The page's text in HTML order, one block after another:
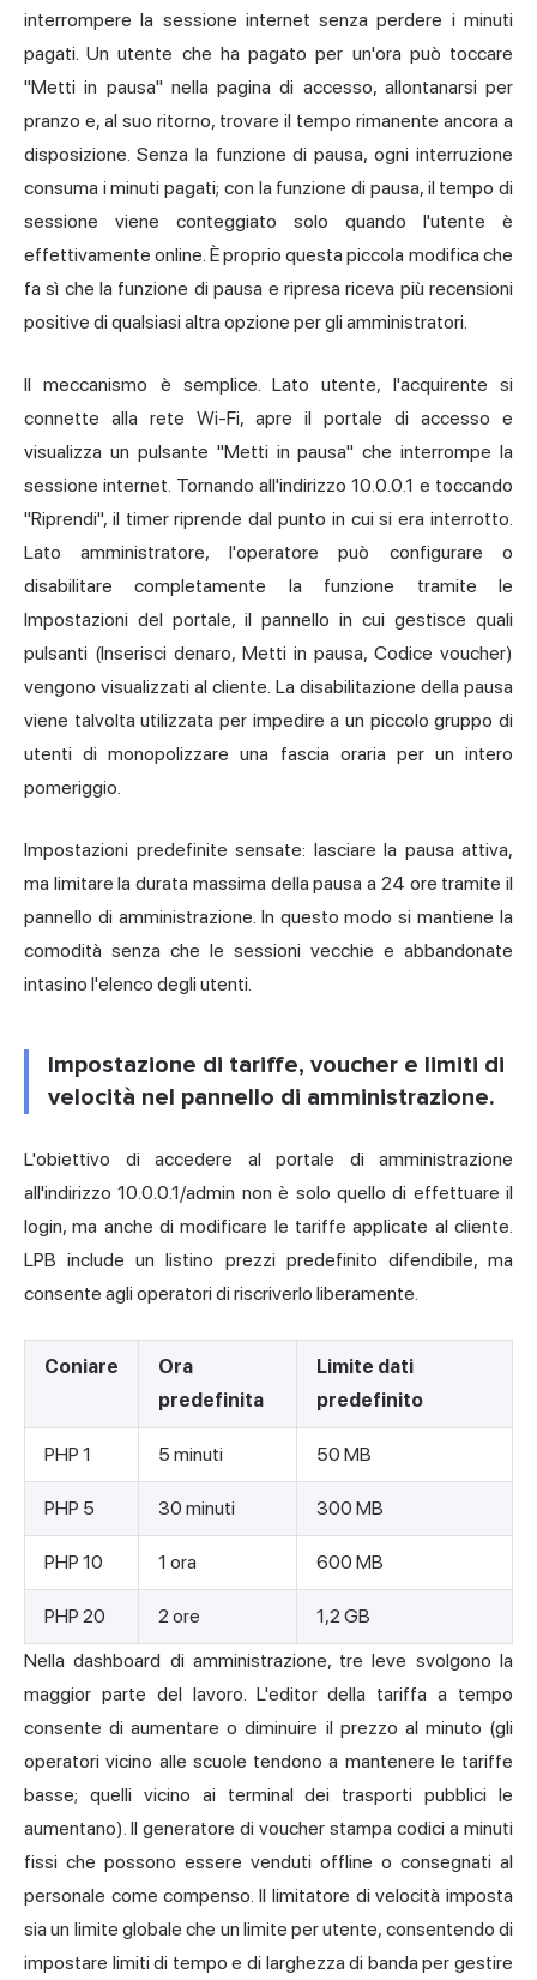
interrompere la sessione internet senza perdere i minuti
pagati. Un utente che ha pagato per un'ora può toccare
"Metti in pausa" nella pagina di accesso, allontanarsi per
pranzo e, al suo ritorno, trovare il tempo rimanente ancora a
disposizione. Senza la funzione di pausa, ogni interruzione
consuma i minuti pagati; con la funzione di pausa, il tempo di
sessione viene conteggiato solo quando l'utente è
effettivamente online. È proprio questa piccola modifica che
fa sì che la funzione di pausa e ripresa riceva più recensioni
positive di qualsiasi altra opzione per gli amministratori.
Il meccanismo è semplice. Lato utente, l'acquirente si
connette alla rete Wi-Fi, apre il portale di accesso e
visualizza un pulsante "Metti in pausa" che interrompe la
sessione internet. Tornando all'indirizzo 10.0.0.1 e toccando
"Riprendi", il timer riprende dal punto in cui si era interrotto.
Lato amministratore, l'operatore può configurare o
disabilitare completamente la funzione tramite le
Impostazioni del portale, il pannello in cui gestisce quali
pulsanti (Inserisci denaro, Metti in pausa, Codice voucher)
vengono visualizzati al cliente. La disabilitazione della pausa
viene talvolta utilizzata per impedire a un piccolo gruppo di
utenti di monopolizzare una fascia oraria per un intero
pomeriggio.
Impostazioni predefinite sensate: lasciare la pausa attiva,
ma limitare la durata massima della pausa a 24 ore tramite il
pannello di amministrazione. In questo modo si mantiene la
comodità senza che le sessioni vecchie e abbandonate
intasino l'elenco degli utenti.
Impostazione di tariffe, voucher e limiti di
velocità nel pannello di amministrazione.
L'obiettivo di accedere al portale di amministrazione
all'indirizzo 10.0.0.1/admin non è solo quello di effettuare il
login, ma anche di modificare le tariffe applicate al cliente.
LPB include un listino prezzi predefinito difendibile, ma
consente agli operatori di riscriverlo liberamente.
Coniare
Ora
predefinita
Limite dati
predefinito
PHP 1 5 minuti 50 MB
PHP 5 30 minuti 300 MB
PHP 10 1 ora 600 MB
PHP 20 2 ore
1,2 GB
Nella dashboard di amministrazione, tre leve svolgono la
maggior parte del lavoro. L'editor della tariffa a tempo
consente di aumentare o diminuire il prezzo al minuto (gli
operatori vicino alle scuole tendono a mantenere le tariffe
basse; quelli vicino ai terminal dei trasporti pubblici le
aumentano). Il generatore di voucher stampa codici a minuti
fissi che possono essere venduti offline o consegnati al
personale come compenso. Il limitatore di velocità imposta
sia un limite globale che un limite per utente, consentendo di
impostare limiti di tempo e di larghezza di banda per gestire